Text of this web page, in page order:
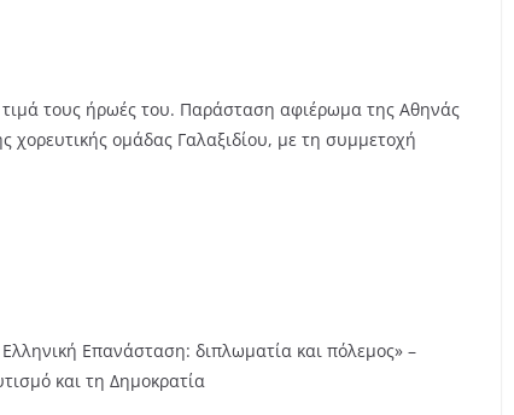
τους ήρωές του. Παράσταση αφιέρωμα της Αθηνάς
χορευτικής ομάδας Γαλαξιδίου, με τη συμμετοχή
Επανάσταση: διπλωματία και πόλεμος» –
και τη Δημοκρατία